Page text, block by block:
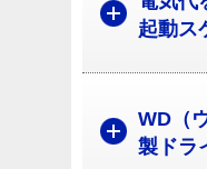
起動ス
WD（
製ドラ